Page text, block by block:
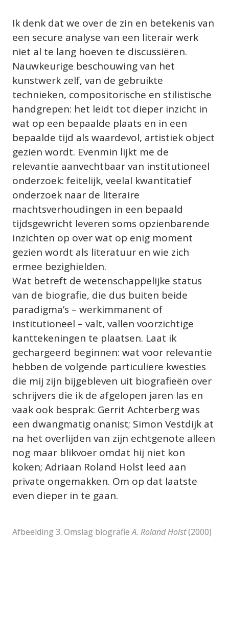
Ik denk dat we over de zin en betekenis van
een secure analyse van een literair werk
niet al te lang hoeven te discussiëren.
Nauwkeurige beschouwing van het
kunstwerk zelf, van de gebruikte
technieken, compositorische en stilistische
handgrepen: het leidt tot dieper inzicht in
wat op een bepaalde plaats en in een
bepaalde tijd als waardevol, artistiek object
gezien wordt. Evenmin lijkt me de
relevantie aanvechtbaar van institutioneel
onderzoek: feitelijk, veelal kwantitatief
onderzoek naar de literaire
machtsverhoudingen in een bepaald
tijdsgewricht leveren soms opzienbarende
inzichten op over wat op enig moment
gezien wordt als literatuur en wie zich
ermee bezighielden.
Wat betreft de wetenschappelijke status
van de biografie, die dus buiten beide
paradigma’s – werkimmanent of
institutioneel – valt, vallen voorzichtige
kanttekeningen te plaatsen. Laat ik
gechargeerd beginnen: wat voor relevantie
hebben de volgende particuliere kwesties
die mij zijn bijgebleven uit biografieën over
schrijvers die ik de afgelopen jaren las en
vaak ook besprak: Gerrit Achterberg was
een dwangmatig onanist; Simon Vestdijk at
na het overlijden van zijn echtgenote alleen
nog maar blikvoer omdat hij niet kon
koken; Adriaan Roland Holst leed aan
private ongemakken. Om op dat laatste
even dieper in te gaan.
Afbeelding 3. Omslag biografie A. Roland Holst (2000)